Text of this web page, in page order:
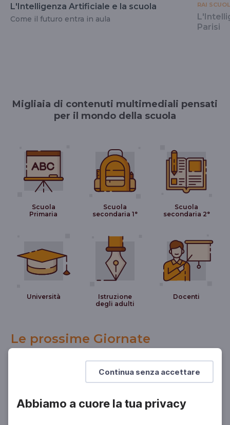
Continua senza accettare
Abbiamo a cuore la tua privacy
L'Intelligenza Artificiale e la scuola
Come il futuro entra in aula
RAI
Parisi
Migliaia di contenuti multimediali pensati
per il mondo della scuola
Scuola
Primaria
Scuola
secondaria 1°
Scuola
secondaria 2°
Università
Istruzione
degli adulti
Docenti
Le prossime Giornate